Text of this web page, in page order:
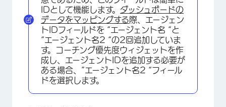
IDとして機能します。 ダッシュボードの
データをマッピングする際、エージェン
トIDフィールドを “エージェント名 “と
“エージェント名2 “の2回追加していま
す。コーチング優先度ウィジェットを作
成し、エージェントIDを追加する必要が
ある場合、”エージェント名2 “フィール
ドを選択します。